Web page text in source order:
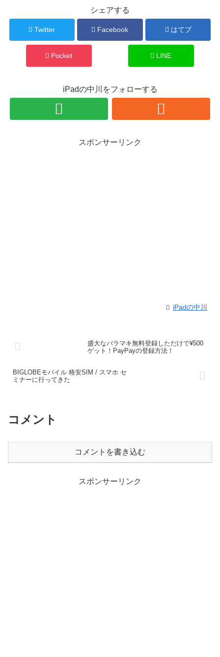
シェアする
Twitter Facebook はてブ
Pocket LINE
iPadの中川をフォローする
スポンサーリンク
iPadの中川
盛大なバラマキ無料登録しただけで¥500
ゲット！PayPayの登録方法！
BIGLOBEモバイル 格安SIM / スマホ セ
ミナーに行ってきた
コメント
コメントを書き込む
スポンサーリンク